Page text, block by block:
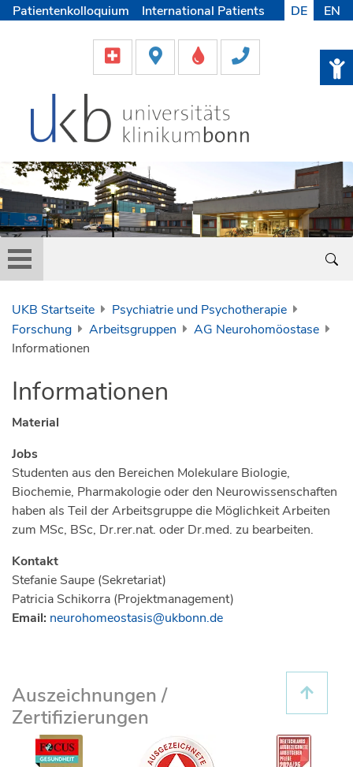
Patientenkolloquium
International Patients
Helfen & Spenden
Medien
DE EN
UKB Startseite
Psychiatrie und Psychotherapie
Forschung
Arbeitsgruppen
AG Neurohomöostase
Informationen
Informationen
Material
Jobs
Studenten aus den Bereichen Molekulare Biologie,
Biochemie, Pharmakologie oder den Neurowissenschaften
haben als Teil der Arbeitsgruppe die Möglichkeit Arbeiten
zum MSc, BSc, Dr.rer.nat. oder Dr.med. zu bearbeiten.
Kontakt
Stefanie Saupe (Sekretariat)
Patricia Schikorra (Projektmanagement)
Email: neurohomeostasis@ukbonn.de
Auszeichnungen /
Zertifizierungen